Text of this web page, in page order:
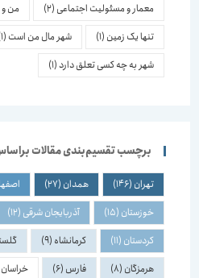
معمار و مسئولیت اجتماعی(2) من و
تنها یک زمین(1) شهر مال من است(1)
شهر به چه کسی تعلق دارد(1)
برچسب تقسیم‌بندی مقالات براساس
تهران(146) همدان(27) اصفهان(20)
خوزستان(15) آذربایجان شرقی(12)
کردستان(11) کرمانشاه(9) گلستان
هرمزگان(8) فارس(6) خراسان